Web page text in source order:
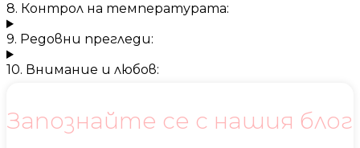
8. Контрол на температурата:
9. Редовни прегледи:
10. Внимание и любов:
Запознайте се с нашия блог